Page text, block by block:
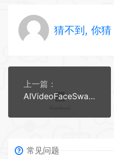
猜不到, 你猜
上一篇：
AIVideoFaceSwap视频换脸v1.2.4，国外软件，切勿非法使用
常见问题